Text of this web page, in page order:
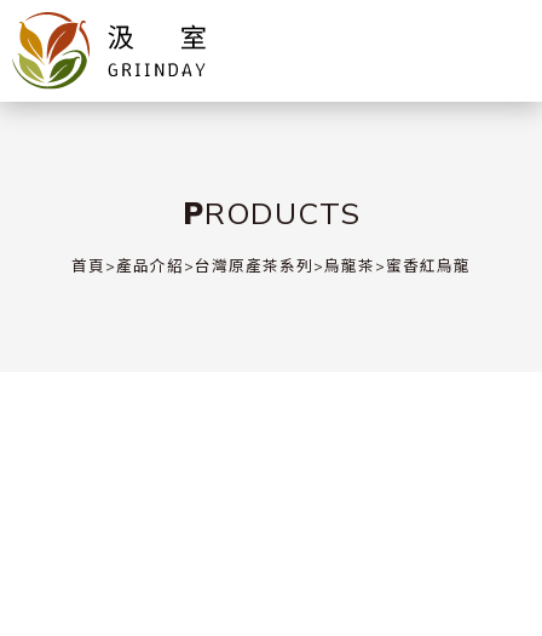
PRODUCTS
首頁>產品介紹>台灣原產茶系列>烏龍茶>蜜香紅烏龍